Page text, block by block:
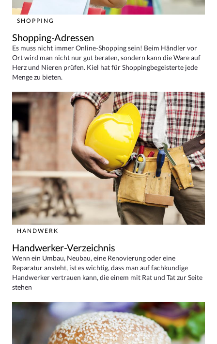
SHOPPING
Shopping-Adressen
Es muss nicht immer Online-Shopping sein! Beim Händler vor
Ort wird man nicht nur gut beraten, sondern kann die Ware auf
Herz und Nieren prüfen. Kiel hat für Shoppingbegeisterte jede
Menge zu bieten.
HANDWERK
Handwerker-Verzeichnis
Wenn ein Umbau, Neubau, eine Renovierung oder eine
Reparatur ansteht, ist es wichtig, dass man auf fachkundige
Handwerker vertrauen kann, die einem mit Rat und Tat zur Seite
stehen